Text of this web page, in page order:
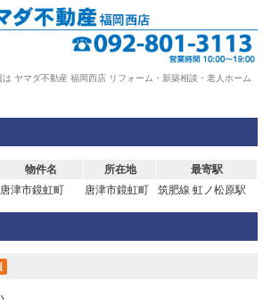
ヤマダ不動産 福岡西店 リフォーム・新築相談・老人ホーム
物件名 所在地
最寄駅
唐津市鏡虹町 唐津市鏡虹町 筑肥線 虹ノ松原駅